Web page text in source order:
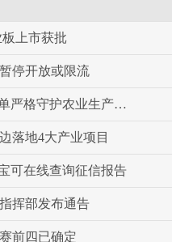
上市获批
停开放或限流
北京发布2022年“田长制”任务清单严格守护农业生产空间
落地4大产业项目
可在线查询征信报告
挥部发布通告
前四已确定